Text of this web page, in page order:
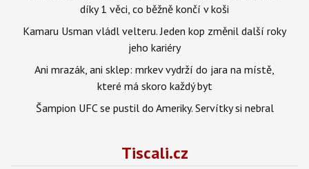
díky 1 věci, co běžně končí v koši
Kamaru Usman vládl velteru. Jeden kop změnil další roky
jeho kariéry
Ani mrazák, ani sklep: mrkev vydrží do jara na místě,
které má skoro každý byt
Šampion UFC se pustil do Ameriky. Servítky si nebral
Tiscali.cz